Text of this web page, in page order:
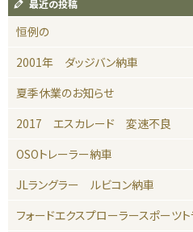
最近の投稿
恒例の
2001年 ダッジバン納車
夏季休業のお知らせ
2017 エスカレード 変速不良
OSOトレーラー納車
JLラングラー ルビコン納車
フォードエクスプローラースポーツ